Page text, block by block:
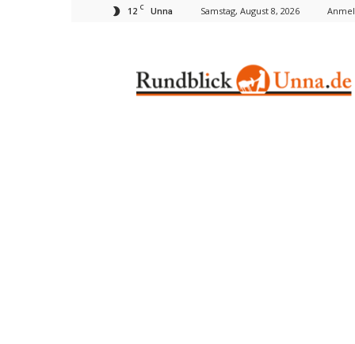
12 C Unna Samstag, August 8, 2026